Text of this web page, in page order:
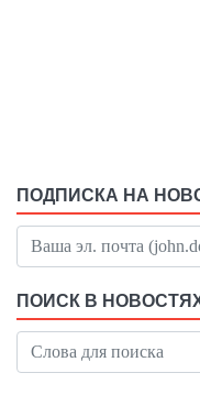
ПОДПИСКА НА
ПОИСК В